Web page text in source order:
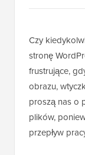
Czy
stronę
frustrujące,
obrazu,
proszą nas o
plików,
przepływ